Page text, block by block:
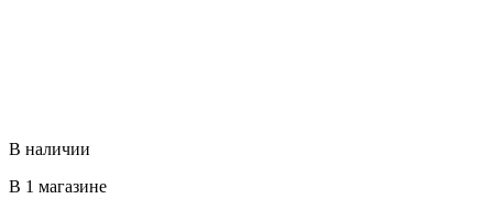
В наличии
В 1 магазине